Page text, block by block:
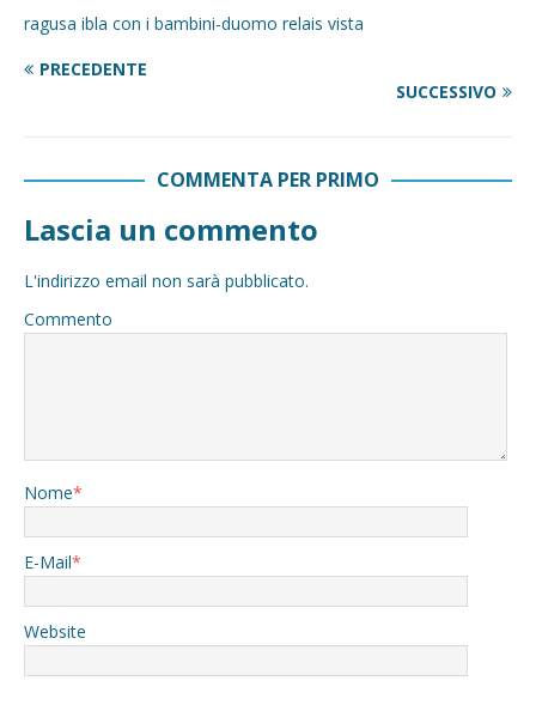
ragusa ibla con i bambini-duomo relais vista
PRECEDENTE
SUCCESSIVO
COMMENTA PER PRIMO
Lascia un commento
L'indirizzo email non sarà pubblicato.
Commento
Nome*
E-Mail*
Website